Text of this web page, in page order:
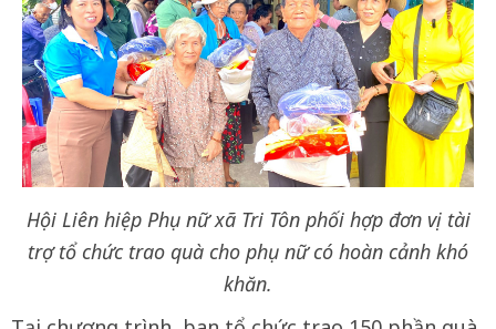
Hội Liên hiệp Phụ nữ xã Tri Tôn phối hợp đơn vị tài
trợ tổ chức trao quà cho phụ nữ có hoàn cảnh khó
khăn.